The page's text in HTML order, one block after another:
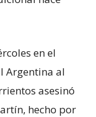
en el
Argentina al
asesinó
hecho por